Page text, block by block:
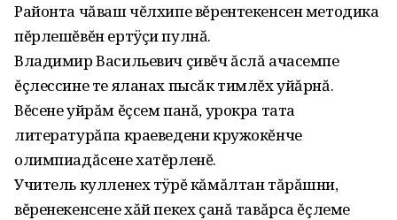
Районта чăваш чĕлхипе вĕрентекенсен методика
пĕрлешĕвĕн ертÿçи пулнă.
Владимир Васильевич çивĕч ăслă ачасемпе
ĕçлессине те яланах пысăк тимлĕх уйăрнă.
Вĕсене уйрăм ĕçсем панă, урокра тата
литературăпа краеведени кружокĕнче
олимпиадăсене хатĕрленĕ.
Учитель кулленех тÿрĕ кăмăлтан тăрăшни,
вĕренекенсене хăй пекех çанă тавăрса ĕçлеме